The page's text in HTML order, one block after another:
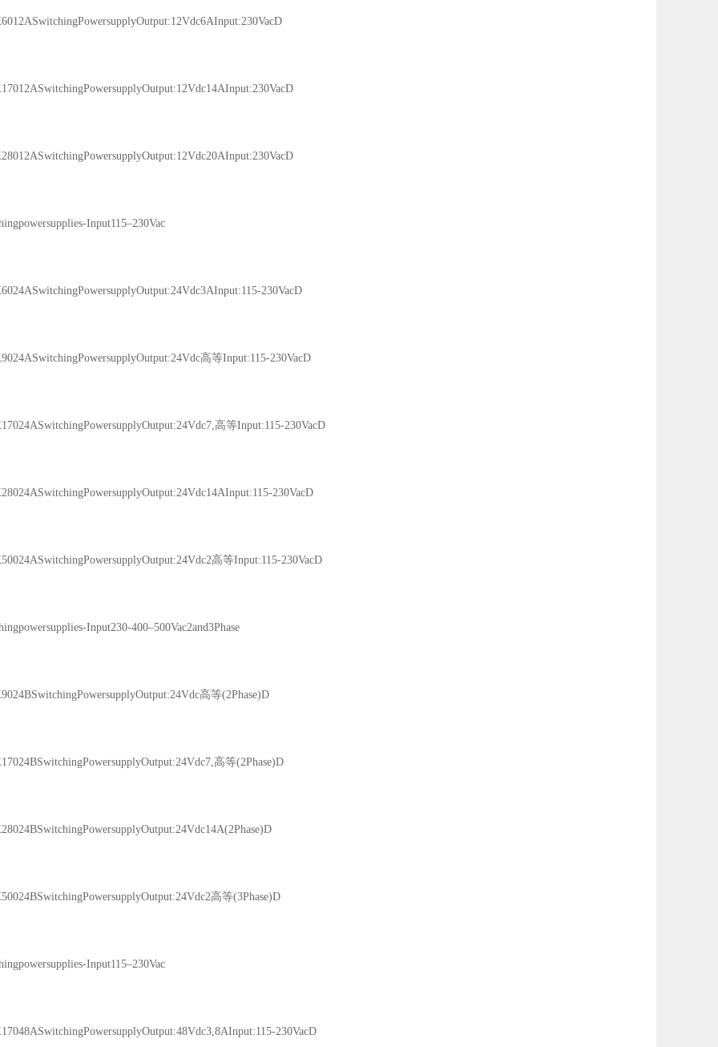
Input115–230Vac
230VacD
高等Input:115-230VacD
高等Input:115-230VacD
230VacD
高等Input:115-230VacD
Input230-400–500Vac2and3Phase
高等(2Phase)D
高等(2Phase)D
高等(3Phase)D
Input115–230Vac
230VacD